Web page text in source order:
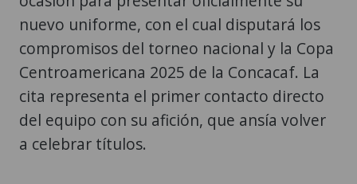
nuevo uniforme, con el cual disputará los
compromisos del torneo nacional y la Copa
Centroamericana 2025 de la Concacaf. La
cita representa el primer contacto directo
del equipo con su afición, que ansía volver
a celebrar títulos.